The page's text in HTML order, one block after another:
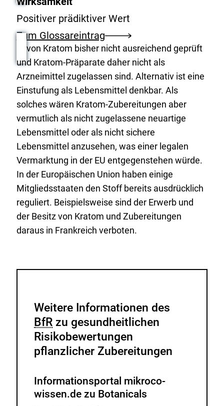
L
n
Positiver prädiktiver Wert
Zum Glossareintrag
von Kratom bisher nicht ausreichend geprüft
und Kratom-Präparate daher nicht als
Arzneimittel zugelassen sind. Alternativ ist eine
Einstufung als Lebensmittel denkbar. Als
solches wären Kratom-Zubereitungen aber
vermutlich als nicht zugelassene neuartige
Lebensmittel oder als nicht sichere
Lebensmittel anzusehen, was einer legalen
Vermarktung in der EU entgegenstehen würde.
In der Europäischen Union haben einige
Mitgliedsstaaten den Stoff bereits ausdrücklich
reguliert. Beispielsweise sind der Erwerb und
der Besitz von Kratom und Zubereitungen
daraus in Frankreich verboten.
Weitere Informationen des
BfR zu gesundheitlichen
Risikobewertungen
pflanzlicher Zubereitungen
Informationsportal mikroco-
wissen.de zu Botanicals